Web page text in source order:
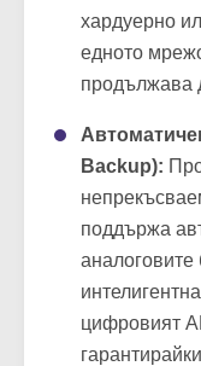
хардуерно
едното
продължава
Backup):
поддържа
цифровият